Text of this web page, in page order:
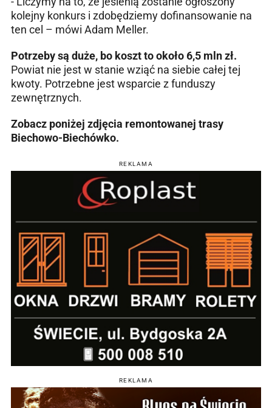
kolejny konkurs i zdobędziemy dofinansowanie na
ten cel – mówi Adam Meller.
Potrzeby są duże, bo koszt to około 6,5 mln zł.
Powiat nie jest w stanie wziąć na siebie całej tej
kwoty. Potrzebne jest wsparcie z funduszy
zewnętrznych.
Zobacz poniżej zdjęcia remontowanej trasy
Biechowo-Biechówko.
REKLAMA
REKLAMA